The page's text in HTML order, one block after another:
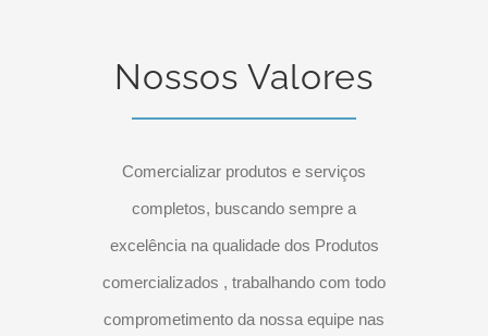
Nossos Valores
Comercializar produtos e serviços
completos, buscando sempre a
excelência na qualidade dos Produtos
comercializados , trabalhando com todo
comprometimento da nossa equipe nas